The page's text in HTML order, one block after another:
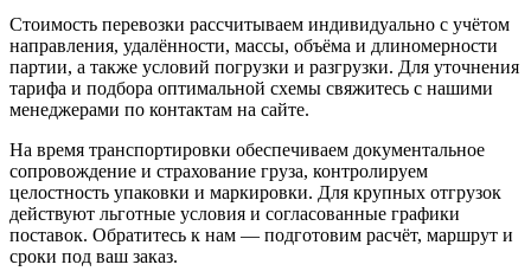
Стоимость перевозки рассчитываем индивидуально с учётом
направления, удалённости, массы, объёма и длиномерности
партии, а также условий погрузки и разгрузки. Для уточнения
тарифа и подбора оптимальной схемы свяжитесь с нашими
менеджерами по контактам на сайте.
На время транспортировки обеспечиваем документальное
сопровождение и страхование груза, контролируем
целостность упаковки и маркировки. Для крупных отгрузок
действуют льготные условия и согласованные графики
поставок. Обратитесь к нам — подготовим расчёт, маршрут и
сроки под ваш заказ.